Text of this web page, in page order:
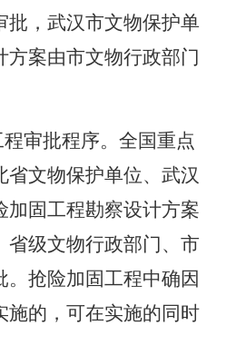
批，武汉市文物保护单
方案由市文物行政部门
批程序。全国重点
省文物保护单位、武汉
加固工程勘察设计方案
省级文物行政部门、市
。抢险加固工程中确因
施的，可在实施的同时